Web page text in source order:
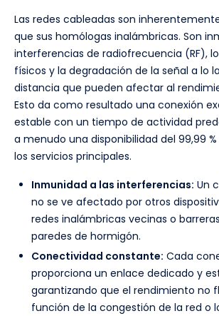
Las redes cableadas son
que sus homólogas inalámbricas. Son
interferencias de radiofrecuencia (RF),
físicos y la degradación de la señal a lo
distancia que pueden afectar al
Esto da como resultado una conexión
estable con un tiempo de actividad
a menudo una disponibilidad del 99,99
los servicios principales.
Inmunidad a las interferencias: Un
no se ve afectado por otros
redes inalámbricas vecinas o
paredes de hormigón.
Conectividad constante: Cada
proporciona un enlace dedicado y
garantizando que el rendimiento no
función de la congestión de la red o